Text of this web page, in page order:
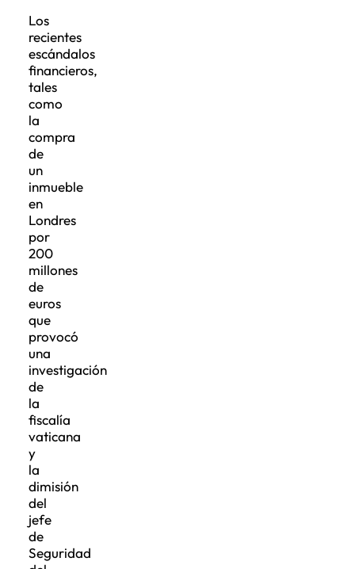
Los
recientes
escándalos
financieros,
tales
como
la
compra
de
un
inmueble
en
Londres
por
200
millones
de
euros
que
provocó
una
investigación
de
la
fiscalía
vaticana
y
la
dimisión
del
jefe
de
Seguridad